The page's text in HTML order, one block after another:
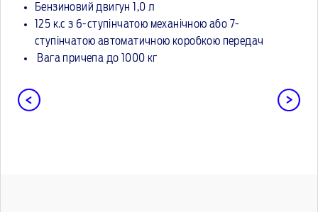
Бензиновий двигун 1,0 л
125 к.с з 6-ступінчатою механічною або 7-
ступінчатою автоматичною коробкою передач
Вага причепа до 1000 кг